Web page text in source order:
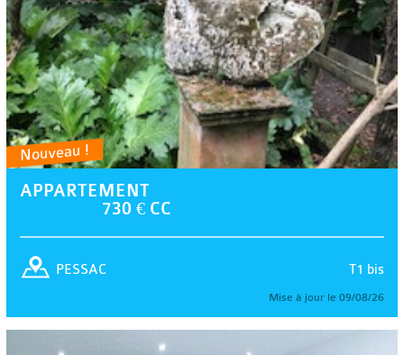
Nouveau !
APPARTEMENT
730 € CC
T1 bis
PESSAC
Mise à jour le 09/08/26